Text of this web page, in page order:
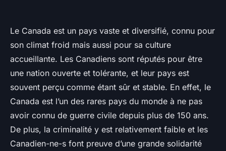
Le Canada est un pays vaste et diversifié, connu pour
son climat froid mais aussi pour sa culture
accueillante. Les Canadiens sont réputés pour être
une nation ouverte et tolérante, et leur pays est
souvent perçu comme étant sûr et stable. En effet, le
Canada est l’un des rares pays du monde à ne pas
avoir connu de guerre civile depuis plus de 150 ans.
De plus, la criminalité y est relativement faible et les
Canadien-ne-s font preuve d’une grande solidarité